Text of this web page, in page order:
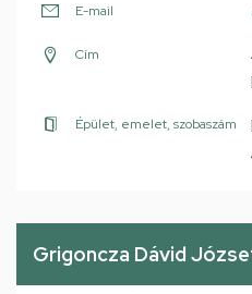
E-mail
Cím
Épület, emelet, szobaszám
Grigoncza Dávid